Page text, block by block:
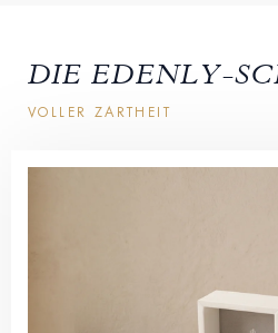
DIE EDENLY-
VOLLER ZARTHEIT